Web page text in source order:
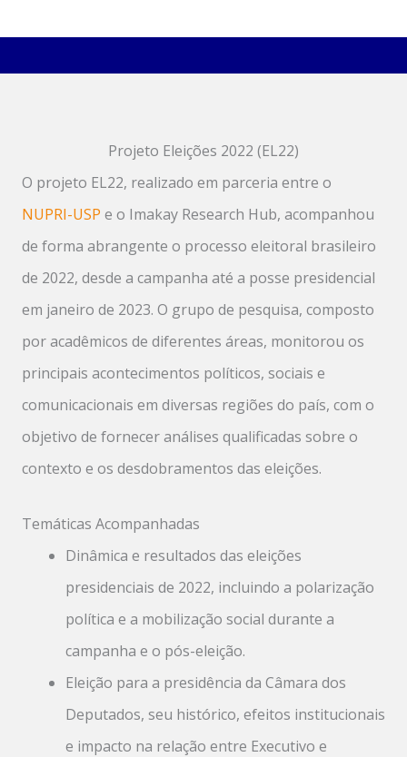
Projeto Eleições 2022 (EL22)
O projeto EL22, realizado em parceria entre o
NUPRI-USP e o Imakay Research Hub, acompanhou
de forma abrangente o processo eleitoral brasileiro
de 2022, desde a campanha até a posse presidencial
em janeiro de 2023. O grupo de pesquisa, composto
por acadêmicos de diferentes áreas, monitorou os
principais acontecimentos políticos, sociais e
comunicacionais em diversas regiões do país, com o
objetivo de fornecer análises qualificadas sobre o
contexto e os desdobramentos das eleições.
Temáticas Acompanhadas
Dinâmica e resultados das eleições
presidenciais de 2022, incluindo a polarização
política e a mobilização social durante a
campanha e o pós-eleição.
Eleição para a presidência da Câmara dos
Deputados, seu histórico, efeitos institucionais
e impacto na relação entre Executivo e